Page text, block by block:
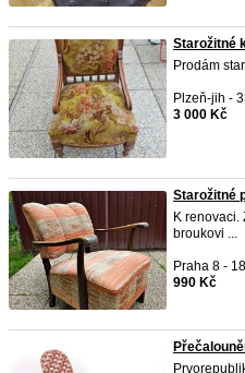
Starožitné
Prodám
Plzeň-jih -
3 000 Kč
Starožitné
K renovaci.
broukovi ...
Praha 8 -
990 Kč